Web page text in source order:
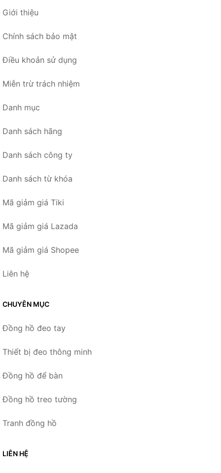
Giới thiệu
Chính sách bảo mật
Điều khoản sử dụng
Miễn trừ trách nhiệm
Danh mục
Danh sách hãng
Danh sách công ty
Danh sách từ khóa
Mã giảm giá Tiki
Mã giảm giá Lazada
Mã giảm giá Shopee
Liên hệ
CHUYÊN MỤC
Đồng hồ đeo tay
Thiết bị đeo thông minh
Đồng hồ để bàn
Đồng hồ treo tường
Tranh đồng hồ
LIÊN HỆ